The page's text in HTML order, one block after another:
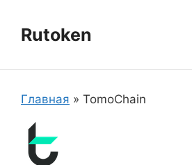
содержимому
Rutoken
Главная » TomoChain